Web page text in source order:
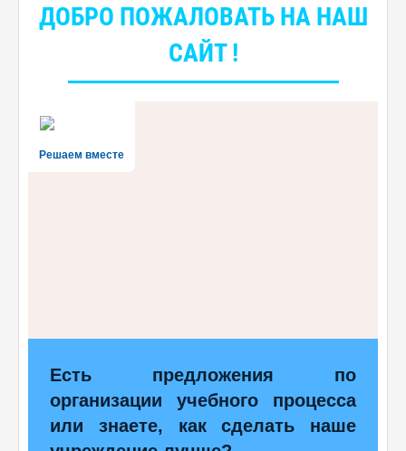
ДОБРО ПОЖАЛОВАТЬ НА НАШ
САЙТ !
Решаем вместе
Есть предложения по
организации учебного процесса
или знаете, как сделать наше